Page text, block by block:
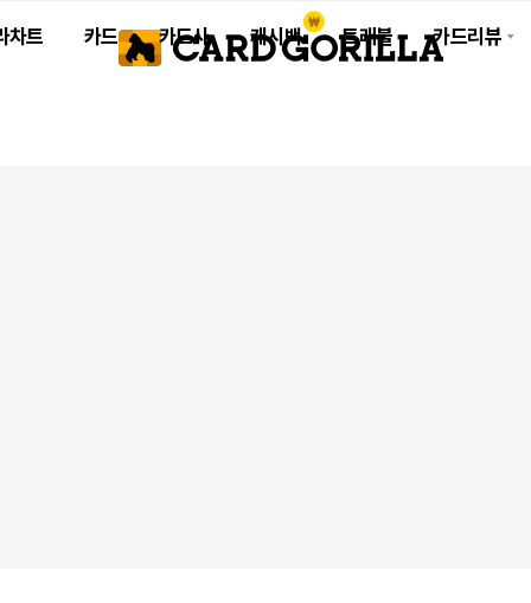
차트 카드 카드사 캐시백 트래블 카드리뷰